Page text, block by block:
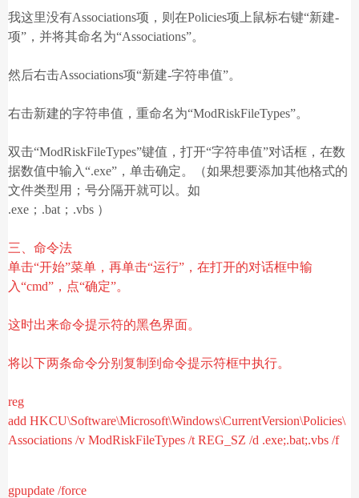
我这里没有Associations项，则在Policies项上鼠标右键“新建-
项”，并将其命名为“Associations”。
然后右击Associations项“新建-字符串值”。
右击新建的字符串值，重命名为“ModRiskFileTypes”。
双击“ModRiskFileTypes”键值，打开“字符串值”对话框，在数
据数值中输入“.exe”，单击确定。（如果想要添加其他格式的
文件类型用；号分隔开就可以。如
.exe；.bat；.vbs ）
三、命令法
单击“开始”菜单，再单击“运行”，在打开的对话框中输
入“cmd”，点“确定”。
这时出来命令提示符的黑色界面。
将以下两条命令分别复制到命令提示符框中执行。
reg
add HKCU\Software\Microsoft\Windows\CurrentVersion\Policies\
Associations /v ModRiskFileTypes /t REG_SZ /d .exe;.bat;.vbs /f
gpupdate /force